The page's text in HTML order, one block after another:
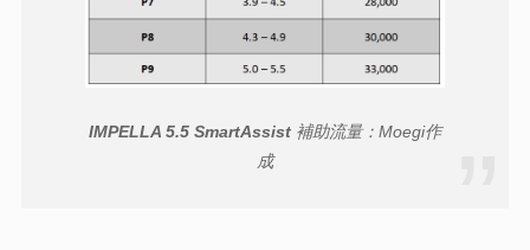
IMPELLA 5.5 SmartAssist 補助流量：Moegi作
成